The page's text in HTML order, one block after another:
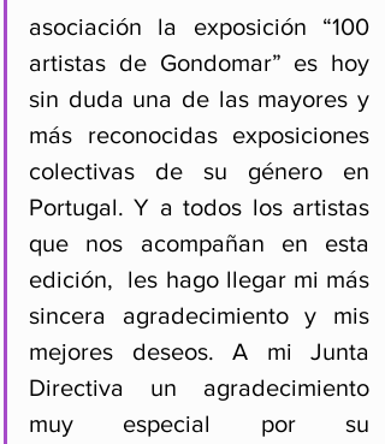
asociación la exposición “100
artistas de Gondomar” es hoy
sin duda una de las mayores y
más reconocidas exposiciones
colectivas de su género en
Portugal. Y a todos los artistas
que nos acompañan en esta
edición,  les hago llegar mi más
sincera agradecimiento y mis
mejores deseos. A mi Junta
Directiva un agradecimiento
muy especial por su